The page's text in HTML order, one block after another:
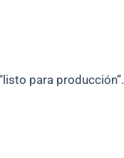
para producción”.